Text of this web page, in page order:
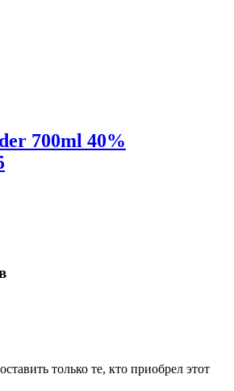
700ml 40%
только те, кто приобрел этот